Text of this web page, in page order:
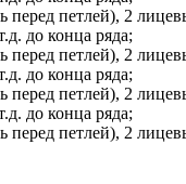
петлей), 2
до конца ряда;
петлей), 2
до конца ряда;
петлей), 2
до конца ряда;
петлей), 2